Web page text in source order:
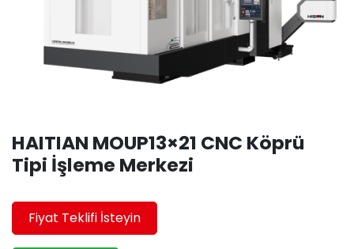
HAITIAN MOUP13×21 CNC Köprü
Tipi İşleme Merkezi
Fiyat Teklifi İsteyin